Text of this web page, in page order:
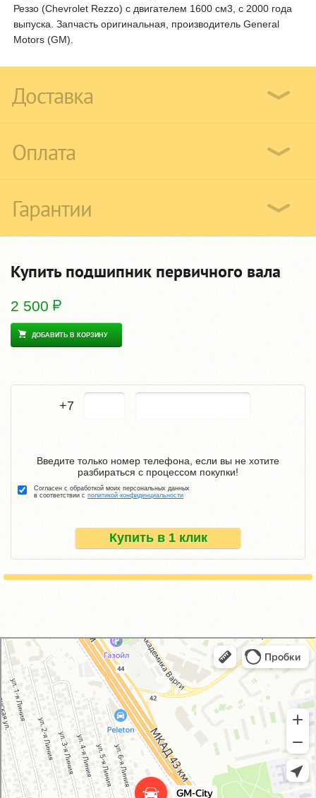
Реззо (Chevrolet Rezzo) с двигателем 1600 см3, с 2000 года
выпуска. Запчасть оригинальная, производитель General
Motors (GM).
Доставка
Оплата
Гарантии
Купить подшипник первичного вала
2 500
ДОБАВИТЬ В КОРЗИНУ
+7
Купить в 1 клик
Введите только номер телефона, если вы не хотите
разбираться с процессом покупки!
Согласен с обработкой моих персональных данных
в соответствии с политикой конфиденциальности
GM-City&VAG-Repair
Автосервис, автотехцентр в Москве
Магазин автозапчастей и автотоваров в Москве